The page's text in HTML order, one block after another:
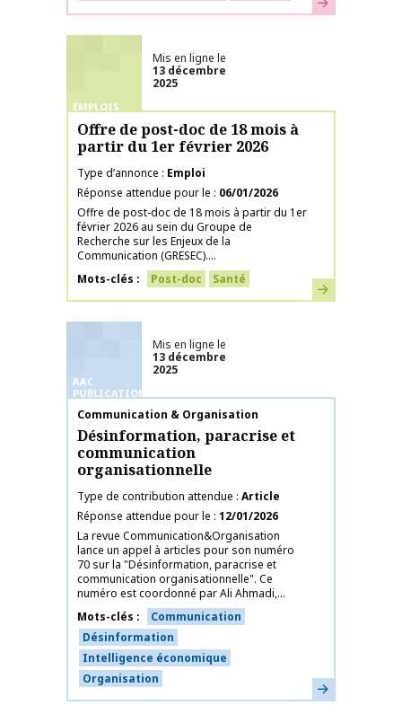
EMPLOIS
Mis en ligne le
13 décembre
2025
Offre de post-doc de 18 mois à
partir du 1er février 2026
Type d’annonce
Emploi
Réponse attendue pour le
06/01/2026
Offre de post-doc de 18 mois à partir du 1er
février 2026 au sein du Groupe de
Recherche sur les Enjeux de la
Communication (GRESEC)....
Mots-clés
Post-doc Santé En savoir plus
AAC
PUBLICATIONS
Mis en ligne le
13 décembre
2025
Nom de la publication
Communication & Organisation
Désinformation, paracrise et
communication
organisationnelle
Type de contribution attendue Article
Réponse attendue pour le 12/01/2026
La revue Communication&Organisation
lance un appel à articles pour son numéro
70 sur la "Désinformation, paracrise et
communication organisationnelle". Ce
numéro est coordonné par Ali Ahmadi,...
Mots-clés
Communication
Désinformation
Intelligence économique
Organisation
En savoir plus